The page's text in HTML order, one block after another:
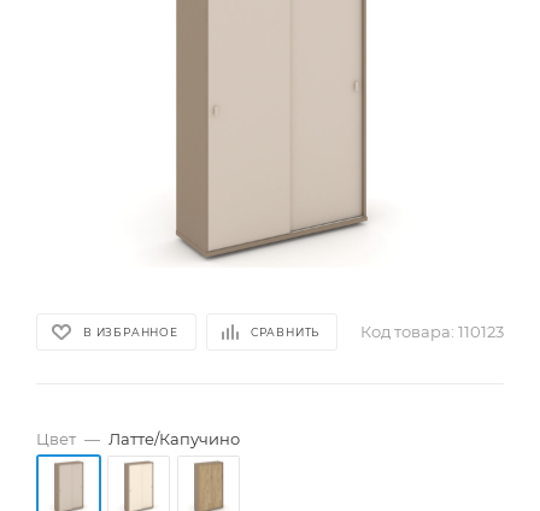
В ИЗБРАННОЕ СРАВНИТЬ Код товара: 110123
Цвет — Латте/Капучино